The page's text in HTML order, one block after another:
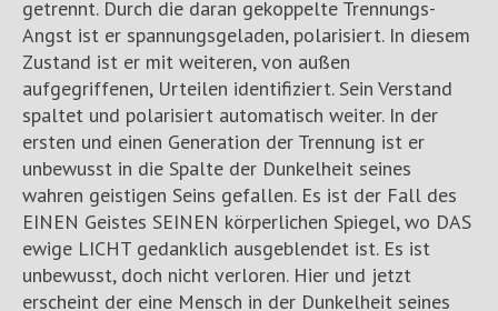
getrennt. Durch die daran gekoppelte Trennungs-
Angst ist er spannungsgeladen, polarisiert. In diesem
Zustand ist er mit weiteren, von außen
aufgegriffenen, Urteilen identifiziert. Sein Verstand
spaltet und polarisiert automatisch weiter. In der
ersten und einen Generation der Trennung ist er
unbewusst in die Spalte der Dunkelheit seines
wahren geistigen Seins gefallen. Es ist der Fall des
EINEN Geistes SEINEN körperlichen Spiegel, wo DAS
ewige LICHT gedanklich ausgeblendet ist. Es ist
unbewusst, doch nicht verloren. Hier und jetzt
erscheint der eine Mensch in der Dunkelheit seines